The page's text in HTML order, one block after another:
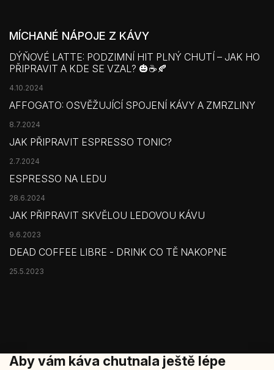
Aby vám káva chutnala ještě lépe
MÍCHANÉ NÁPOJE Z KÁVY
DÝŇOVÉ LATTE: PODZIMNÍ HIT PLNÝ CHUTÍ – JAK HO
PŘIPRAVIT A KDE SE VZAL? 🎃☕🍂
4.10.2024
AFFOGATO: OSVĚŽUJÍCÍ SPOJENÍ KÁVY A ZMRZLINY
8.7.2024
JAK PŘIPRAVIT ESPRESSO TONIC?
2.7.2024
ESPRESSO NA LEDU
28.6.2024
JAK PŘIPRAVIT SKVĚLOU LEDOVOU KÁVU
9.6.2023
DEAD COFFEE LIBRE - DRINK CO TĚ NAKOPNE
25.5.2023